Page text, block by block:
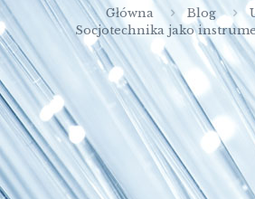
Główna Blog
Socjotechnika jako